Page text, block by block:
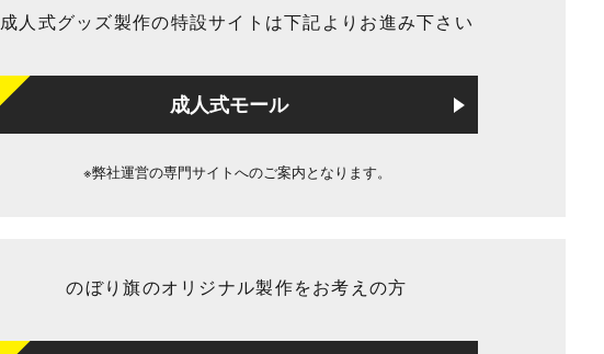
成人式グッズ製作の特設サイトは下記よりお進み下さい
成人式モール
※弊社運営の専門サイトへのご案内となります。
のぼり旗のオリジナル製作をお考えの方